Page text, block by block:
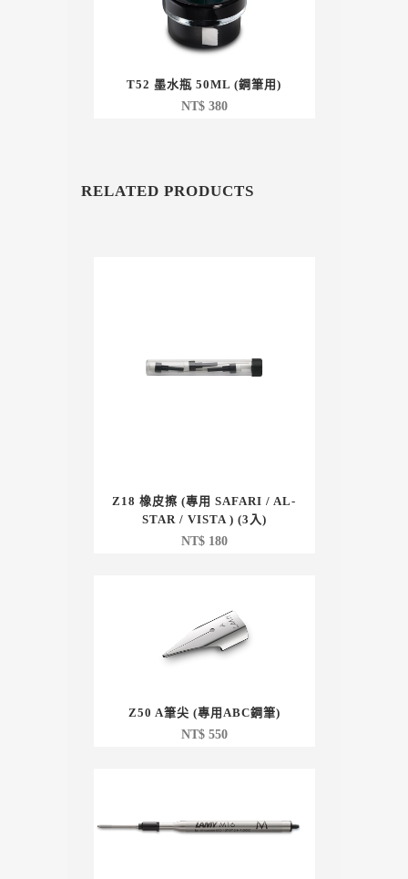
T52 墨水瓶 50ML (鋼筆用)
NT$380
RELATED PRODUCTS
Z18 橡皮擦 (專用 SAFARI / AL-
STAR / VISTA ) (3入)
NT$180
Z50 A筆尖 (專用ABC鋼筆)
NT$550